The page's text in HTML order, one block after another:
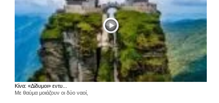
Κίνα: «Δίδυμοι» εντυ...
Με θαύμα μοιάζουν οι δύο ναοί,